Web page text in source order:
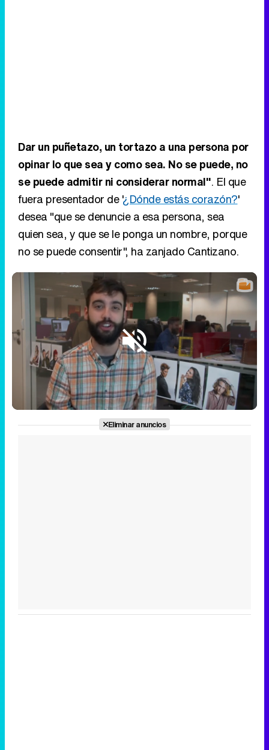
Dar un puñetazo, un tortazo a una persona por
opinar lo que sea y como sea. No se puede, no
se puede admitir ni considerar normal". El que
fuera presentador de '¿Dónde estás corazón?'
desea "que se denuncie a esa persona, sea
quien sea, y que se le ponga un nombre, porque
no se puede consentir", ha zanjado Cantizano.
Unmute /
Loaded:
Eliminar anuncios